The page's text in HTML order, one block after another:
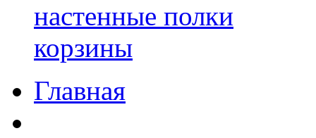
настенные полки
корзины
Главная